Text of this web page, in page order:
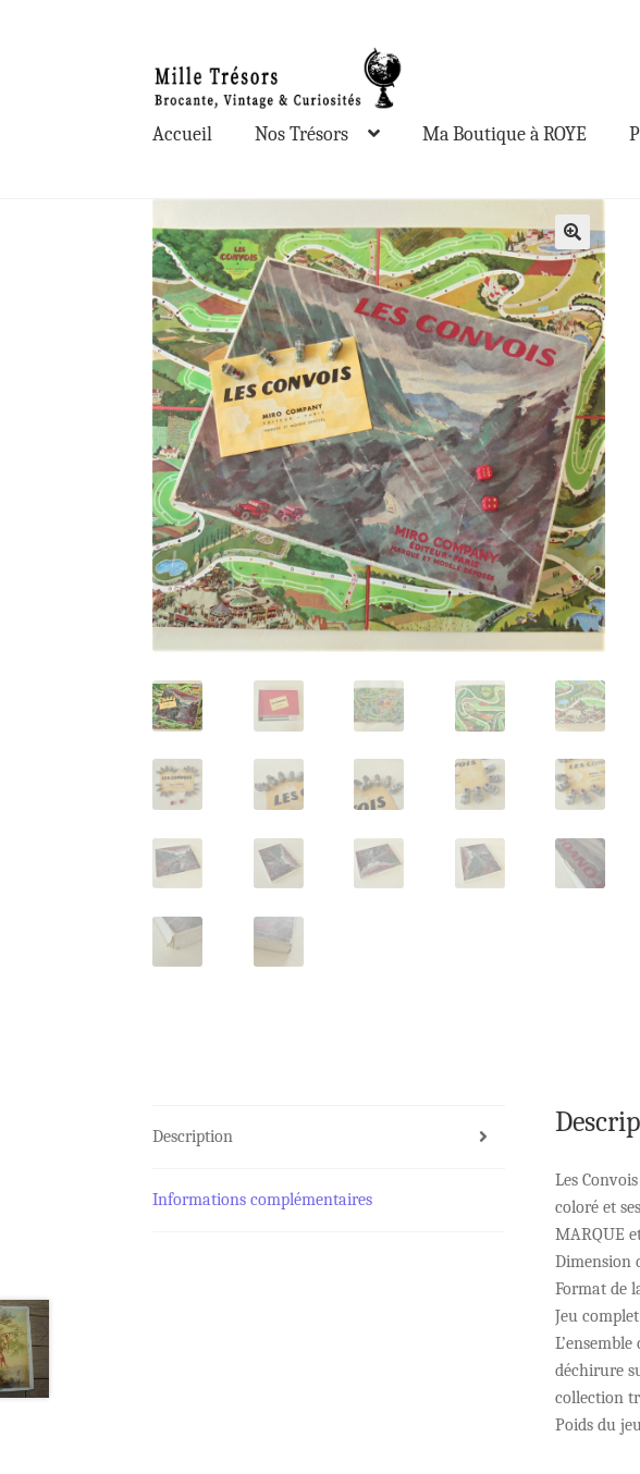
à
la
navigation
au
contenu
Accueil Nos Trésors Ma Boutique à ROYE
🔍
Description
Informations complémentaires
Les
coloré et
MARQUE
Dimension
Format de
Jeu
déchirure
collection
Poids du